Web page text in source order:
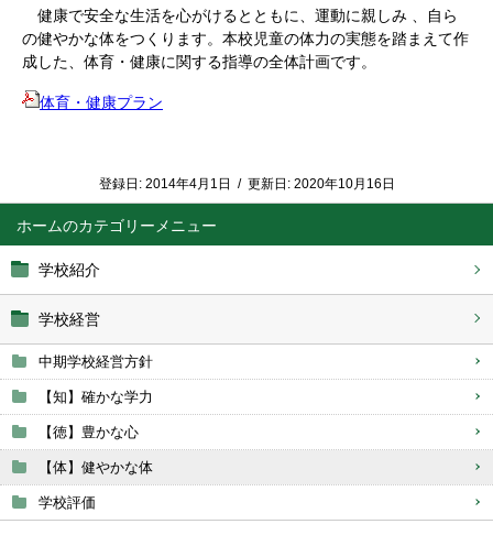
ホーム
学校紹介
学校経営
中期学校経営方針
【知】確かな学力
【徳】豊かな心
【体】健やかな体
学校評価
健康で安全な生活を心がけるとともに、運動に親しみ 、自ら
の健やかな体をつくります。本校児童の体力の実態を踏まえて作
成した、体育・健康に関する指導の全体計画です。
体育・健康プラン
登録日: 2014年4月1日 / 更新日: 2020年10月16日